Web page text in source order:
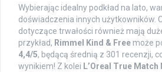
Wybierając idealny podkład na lato,
doświadczenia innych użytkowników.
dotyczące trwałości również mają
przykład, Rimmel Kind & Free może
4,4/5, będącą średnią z 301 recenzji,
wynikiem! Z kolei L’Oreal True Match